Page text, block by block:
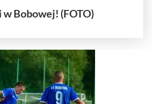
Bobowej! (FOTO)